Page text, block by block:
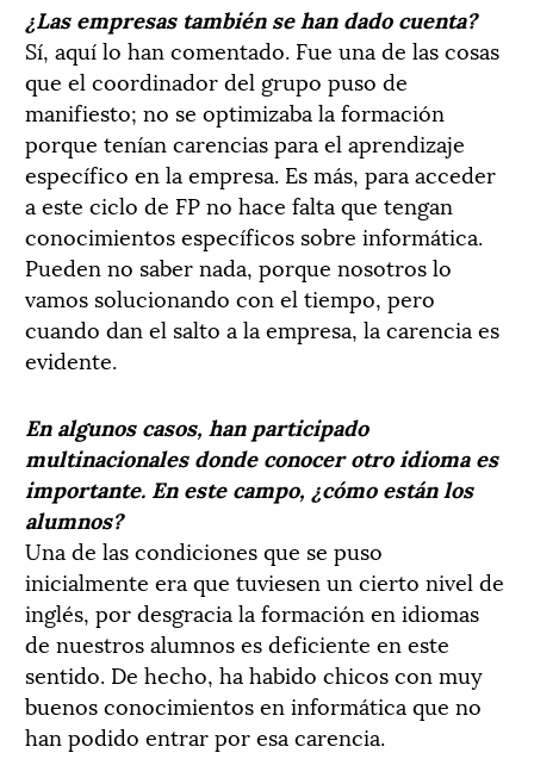
¿Las empresas también se han dado cuenta?
Sí, aquí lo han comentado. Fue una de las cosas
que el coordinador del grupo puso de
manifiesto; no se optimizaba la formación
porque tenían carencias para el aprendizaje
específico en la empresa. Es más, para acceder
a este ciclo de FP no hace falta que tengan
conocimientos específicos sobre informática.
Pueden no saber nada, porque nosotros lo
vamos solucionando con el tiempo, pero
cuando dan el salto a la empresa, la carencia es
evidente.
En algunos casos, han participado
multinacionales donde conocer otro idioma es
importante. En este campo, ¿cómo están los
alumnos?
Una de las condiciones que se puso
inicialmente era que tuviesen un cierto nivel de
inglés, por desgracia la formación en idiomas
de nuestros alumnos es deficiente en este
sentido. De hecho, ha habido chicos con muy
buenos conocimientos en informática que no
han podido entrar por esa carencia.